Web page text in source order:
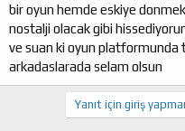
bir oyun hemde eskiye
nostalji olacak gibi
ve suan ki oyun platformunda
arkadaslarada selam olsun
Yanıt için giriş